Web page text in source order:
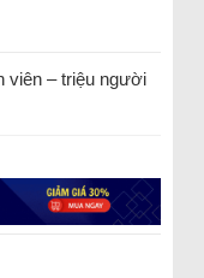
viên – triệu người